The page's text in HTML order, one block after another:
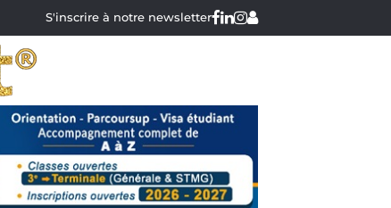
S'inscrire à notre newsletter